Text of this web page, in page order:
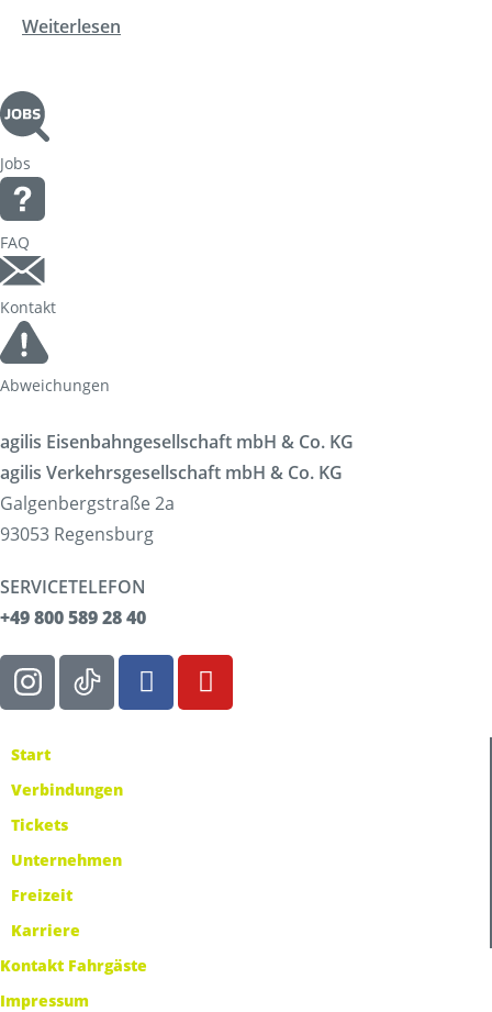
Weiterlesen
Jobs
FAQ
Kontakt
Abweichungen
agilis Eisenbahngesellschaft mbH & Co. KG
agilis Verkehrsgesellschaft mbH & Co. KG
Galgenbergstraße 2a
93053 Regensburg
SERVICETELEFON
+49 800 589 28 40
Start
Verbindungen
Tickets
Unternehmen
Freizeit
Karriere
Kontakt Fahrgäste
Impressum